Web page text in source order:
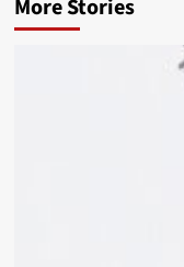
More Stories